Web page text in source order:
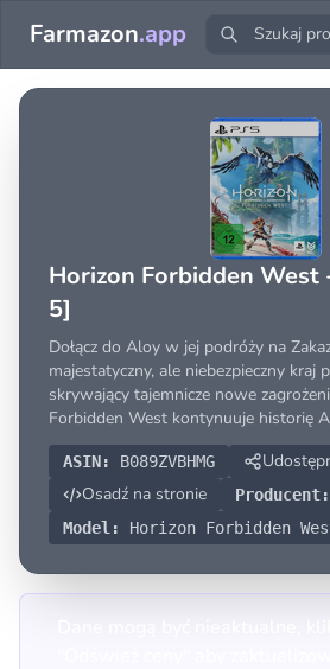
Farmazon.app
Horizon Forbidden
5]
Dołącz do Aloy w jej podróży na
majestatyczny, ale niebezpieczny kraj
skrywający tajemnicze nowe
Forbidden West kontynuuje historię
na zachód, aby znaleźć imponujący,
pełen przerażających maszyn i
ASIN: B089ZVBHMG
Osadź na stronie
Producent:
Model:
Horizon Forbidden